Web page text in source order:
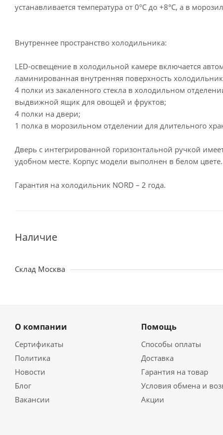
устанавливается температура от 0°С до +8°С, а в
Внутреннее пространство холодильника:
LED-освещение в холодильной камере включается
ламинированная внутренняя поверхность
4 полки из закаленного стекла в холодильном
выдвижной ящик для овощей и фруктов;
4 полки на двери;
1 полка в морозильном отделении для длительного
Дверь с интегрированной горизонтальной ручкой
удобном месте. Корпус модели выполнен в белом цвете.
Гарантия на холодильник NORD – 2 года.
Наличие
Склад Москва
О компании
Сертификаты
Политика
Новости
Блог
Вакансии
Помощь
Способы оплаты
Доставка
Гарантия на товар
Условия обмена и
Акции